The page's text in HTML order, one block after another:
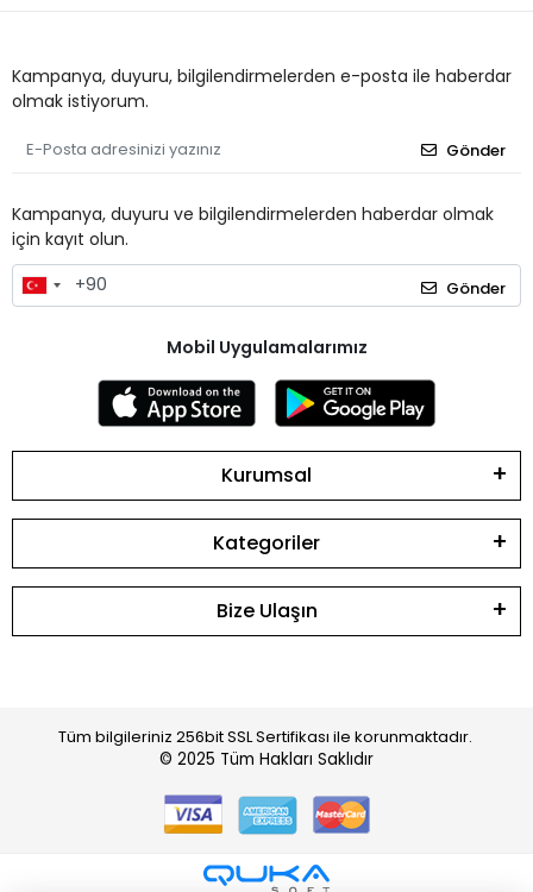
Kampanya, duyuru, bilgilendirmelerden e-posta ile haberdar
olmak istiyorum.
Gönder
Kampanya, duyuru ve bilgilendirmelerden haberdar olmak
için kayıt olun.
Gönder
Mobil Uygulamalarımız
Kurumsal
Kategoriler
Bize Ulaşın
Tüm bilgileriniz 256bit SSL Sertifikası ile korunmaktadır.
© 2025 Tüm Hakları Saklıdır